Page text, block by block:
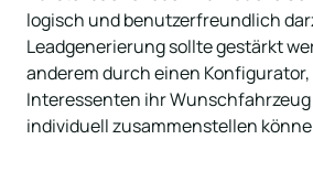
logisch und benutzerfreundlich
Leadgenerierung sollte gestärkt
anderem durch einen Konfigurator,
Interessenten ihr
individuell zusammenstellen